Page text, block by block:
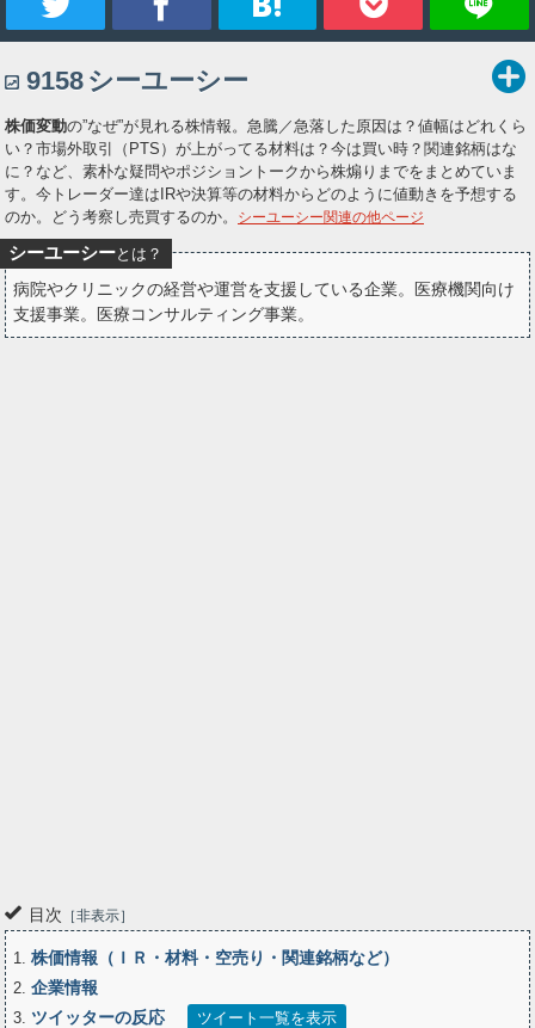
ー
ト
ア
ク
マ
ー
ク
Pocket
9158 シーユーシー
株価変動の”なぜ”が見れる株情報。急騰／急落した原因は？値幅はどれくら
い？市場外取引（PTS）が上がってる材料は？今は買い時？関連銘柄はな
に？など、素朴な疑問やポジショントークから株煽りまでをまとめていま
す。今トレーダー達はIRや決算等の材料からどのように値動きを予想する
のか。どう考察し売買するのか。
シーユーシー関連の他ページ
シーユーシーとは？
病院やクリニックの経営や運営を支援している企業。医療機関向け
支援事業。医療コンサルティング事業。
目次 非表示
1 株価情報（ＩＲ・材料・空売り・関連銘柄など）
2 企業情報
3 ツイッターの反応
ツイート一覧を表示